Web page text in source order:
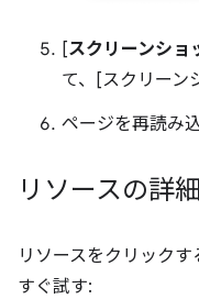
[スクリーンショ
て、[スクリーン
ページを再読み
リソースの詳
リソースをクリック
すぐ試す: